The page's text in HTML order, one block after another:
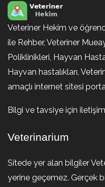
Veteriner Hekim ve
ile Rehber, Veteriner
Poliklinikleri, Hayvan
Hayvan hastalıkları,
amaçlı internet sitesi
Bilgi ve tavsiye için
Veterinarium
Sitede yer alan bilgiler
yerine geçemez. Gerçek